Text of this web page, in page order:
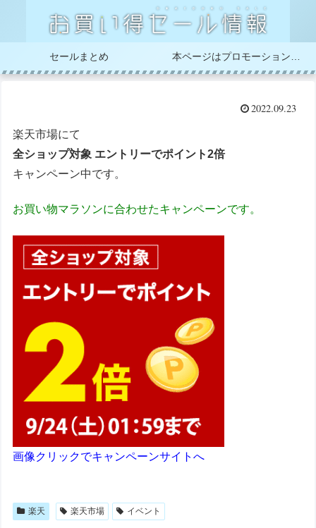
セールまとめ
2022.09.23
楽天市場にて
全ショップ対象 エントリーでポイント2倍
キャンペーン中です。
お買い物マラソンに合わせたキャンペーンです。
画像クリックでキャンペーンサイトへ
楽天 楽天市場 イベント